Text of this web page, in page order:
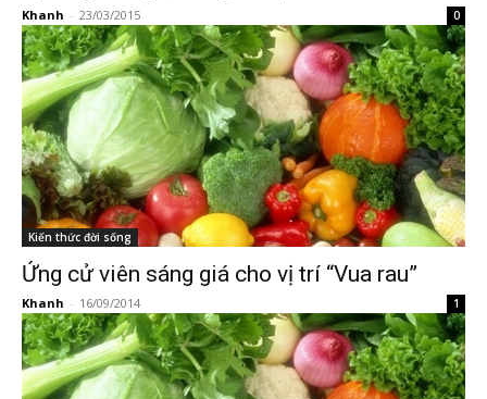
Khanh - 23/03/2015 0
Kiến thức đời sống
Ứng cử viên sáng giá cho vị trí “Vua rau”
Khanh - 16/09/2014 1